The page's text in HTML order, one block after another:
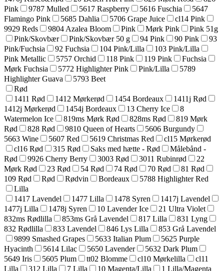
Pink
9787 Mulled 5617 Raspberry 5616 Fuschia
5647
Flamingo Pink
5685 Dahlia 5706 Grape Juice
cl14 Pink
9929 Reds
9804 Azalea Bloom Pink Mørk Pink
Pink 51g
Pink/Skovbær
Pink/Skovbær 50 g 94 Pink 90 Pink
93
Pink/Fuchsia
92 Fuchsia 104 Pink/Lilla
103 Pink/Lilla
Pink Metallic
5757 Orchid 118 Pink 119 Pink
Fuchsia
Mørk Fuchsia
5772 Highlighter Pink Pink/Lilla
5789
Highlighter Guava
5793 Beet
Rød
1411 Rød
1412 Mørkerød 1454 Bordeaux
1411j Rød
1412j Mørkerød
1454j Bordeaux 13 Cherry Ice
8
Watermelon Ice
819ms Mørk Rød 828ms Rød
819 Mørk
Rød
828 Rød 9810 Queen of Hearts
5606 Burgundy
5663 Wine
5607 Red 5619 Christmas Red
cl15 Mørkerød
cl16 Rød
315 Rød Saks med hætte - Rød
Målebånd -
Rød
9926 Cherry Berry 3003 Rød 3011 Rubinrød
22
Mørk Rød
23 Rød 54 Rød 74 Rød 70 Rød
81 Rød
109 Rød
Rød Rødvin Bordeaux
5788 Highlighter Red
Lilla
1417 Lavendel
1477 Lilla 1478 Syren
1417j Lavendel
1477j Lilla
1478j Syren 10 Lavender Ice
21 Ultra Violet
832ms Rødlilla
853ms Grå Lavendel 817 Lilla
831 Lyng
832 Rødlilla
833 Lavendel 846 Lys Lilla
853 Grå Lavendel
9899 Smashed Grapes
5633 Italian Plum
5625 Purple
Hyacinth
5614 Lilac 5650 Lavender
5632 Dark Plum
5649 Iris
5605 Plum tt02 Blomme cl10 Mørkelilla
cl11
Lilla
312 Lilla 7 Lilla 10 Magenta/Lilla 1 Lilla/Magenta